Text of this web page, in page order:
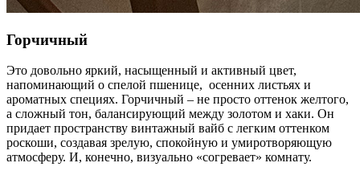
Горчичный
Это довольно яркий, насыщенный и активный цвет,
напоминающий о спелой пшенице, осенних листьях и
ароматных специях. Горчичный – не просто оттенок желтого,
а сложный тон, балансирующий между золотом и хаки. Он
придает пространству винтажный вайб с легким оттенком
роскоши, создавая зрелую, спокойную и умиротворяющую
атмосферу. И, конечно, визуально «согревает» комнату.